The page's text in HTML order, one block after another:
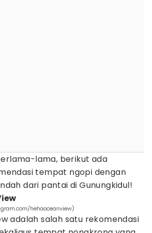
lama, berikut ada
tempat ngopi dengan
dari pantai di Gunungkidul!
hehaoceanview)
adalah salah satu rekomendasi